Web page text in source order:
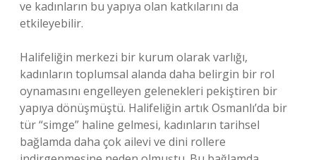
ve kadınların bu yapıya olan katkılarını da
etkileyebilir.
Halifeliğin merkezi bir kurum olarak varlığı,
kadınların toplumsal alanda daha belirgin bir rol
oynamasını engelleyen gelenekleri pekiştiren bir
yapıya dönüşmüştü. Halifeliğin artık Osmanlı’da bir
tür “simge” haline gelmesi, kadınların tarihsel
bağlamda daha çok ailevi ve dini rollere